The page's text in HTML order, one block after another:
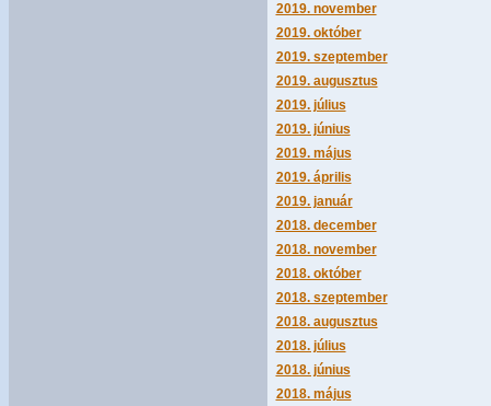
2019. november
2019. október
2019. szeptember
2019. augusztus
2019. július
2019. június
2019. május
2019. április
2019. január
2018. december
2018. november
2018. október
2018. szeptember
2018. augusztus
2018. július
2018. június
2018. május